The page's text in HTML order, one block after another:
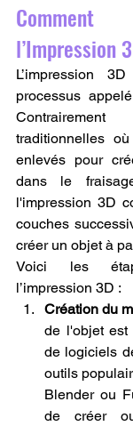
l’Impression
L’impression
processus appelé
traditionnelles
enlevés pour
dans le
l'impression 3D
couches
créer un objet à
Voici les
l’impression 3D :
Création du
de l'objet
de logiciels
outils
Blender ou
de créer